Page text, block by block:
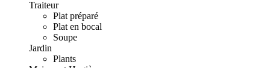
Traiteur
Plat préparé
Plat en bocal
Soupe
Jardin
Plants